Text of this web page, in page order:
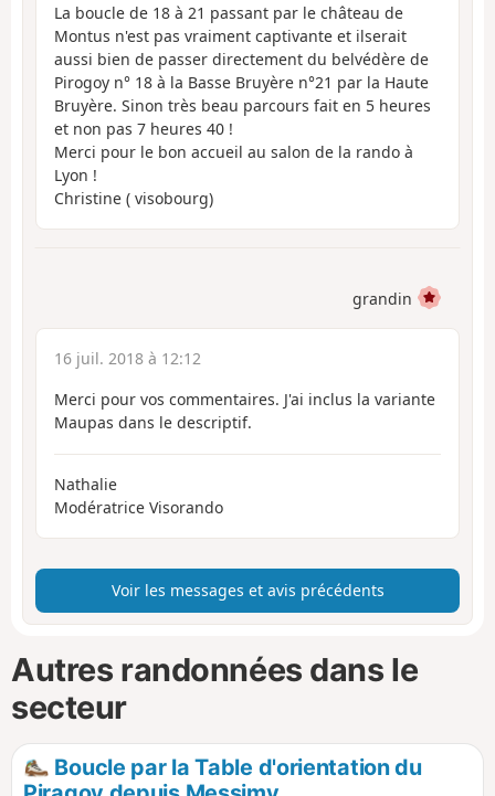
La boucle de 18 à 21 passant par le château de
Montus n'est pas vraiment captivante et ilserait
aussi bien de passer directement du belvédère de
Pirogoy n° 18 à la Basse Bruyère n°21 par la Haute
Bruyère. Sinon très beau parcours fait en 5 heures
et non pas 7 heures 40 !
Merci pour le bon accueil au salon de la rando à
Lyon !
Christine ( visobourg)
grandin
16 juil. 2018 à 12:12
Merci pour vos commentaires. J'ai inclus la variante
Maupas dans le descriptif.
Nathalie
Modératrice Visorando
Voir les messages et avis précédents
Autres randonnées dans le
secteur
Boucle par la Table d'orientation du